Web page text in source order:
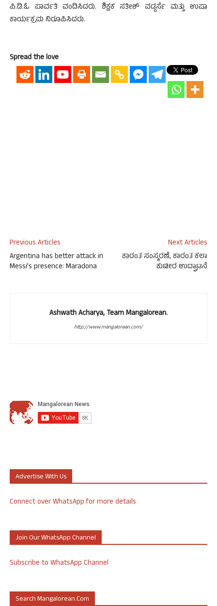
ಪಿ.ಡಿ.ಓ ಪಾರ್ವತಿ ವಂದಿಸಿದರು. ಶಿಕ್ಷಕ ಸತೀಶ್ ವಡ್ಡರ್ಸೆ ಮತ್ತು ಉಷಾ
ಕಾರ್ಯಕ್ರಮ ನಿರೂಪಿಸಿದರು.
Spread the love
Previous Articles
Argentina has better attack in
Messi’s presence: Maradona
Next Articles
ಕಾರಂತ ಸಂಸ್ಮರಣೆ, ಕಾರಂತ ಕಲಾ
ಕುಟೀರ ಉದ್ಘಾಟನೆ
Ashwath Acharya, Team Mangalorean.
http://www.mangalorean.com/
Advertise With Us
Connect over WhatsApp for more details
Join Our WhatsApp Channel
Subscribe to WhatsApp Channel
Search Mangalorean.com